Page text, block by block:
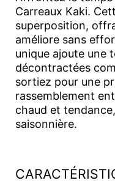
Carreaux Kaki.
superposition,
améliore sans
unique ajoute une
décontractées
sortiez pour une
rassemblement
chaud et
saisonnière.